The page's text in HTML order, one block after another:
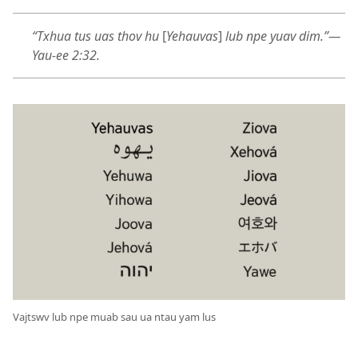
“Txhua tus uas thov hu [Yehauvas] lub npe yuav dim.”​—
Yau-ee 2:32.
Vajtswv lub npe muab sau ua ntau yam lus